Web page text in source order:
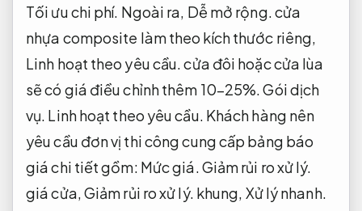
Tối ưu chi phí. Ngoài ra, Dễ mở rộng.cửa
nhựa composite làm theo kích thước riêng,
Linh hoạt theo yêu cầu.cửa đôi hoặc cửa lùa
sẽ có giá điều chỉnh thêm 10–25%.Gói dịch
vụ. Linh hoạt theo yêu cầu. Khách hàng nên
yêu cầu đơn vị thi công cung cấp bảng báo
giá chi tiết gồm: Mức giá.Giảm rủi ro xử lý.
giá cửa,Giảm rủi ro xử lý. khung, Xử lý nhanh.